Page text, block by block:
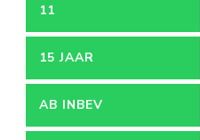
11
15 JAAR
AB INBEV